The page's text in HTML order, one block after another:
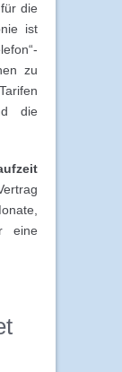
die
ist
zu
die
eine